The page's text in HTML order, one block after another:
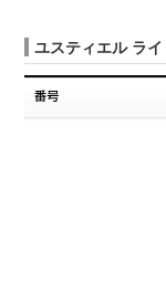
ユスティエル ラ